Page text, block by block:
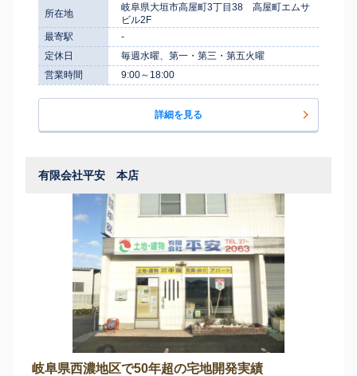
所在地
岐阜県大垣市高屋町3丁目38 高屋町エムサ
ビル2F
最寄駅
-
定休日
毎週水曜、第一・第三・第五火曜
営業時間
9:00～18:00
詳細を見る
有限会社平安 本店
岐阜県西濃地区で50年超の宅地開発実績